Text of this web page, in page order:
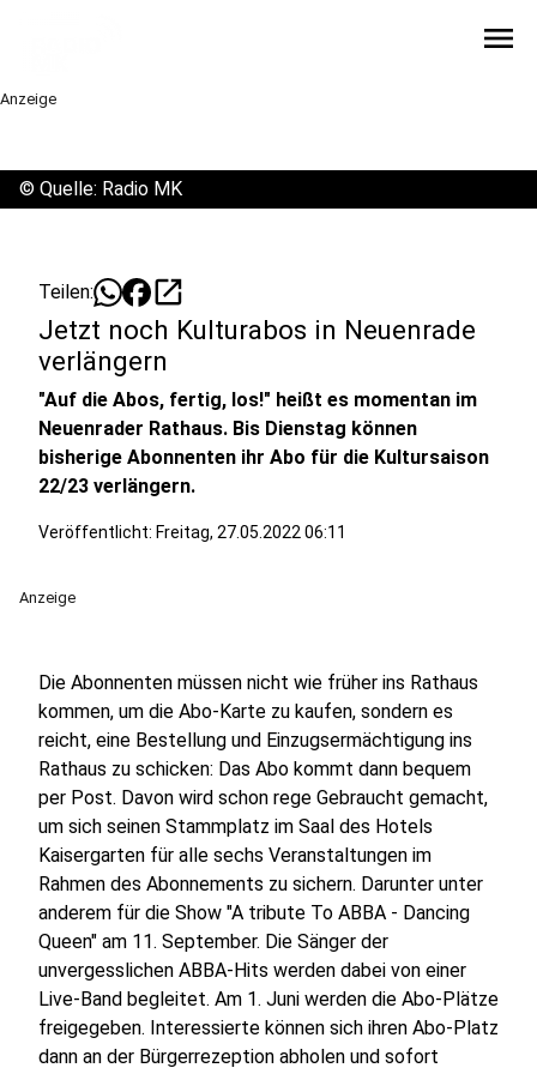
menu
Anzeige
© Quelle: Radio MK
Teilen: open_in_new
Jetzt noch Kulturabos in Neuenrade
verlängern
"Auf die Abos, fertig, los!" heißt es momentan im
Neuenrader Rathaus. Bis Dienstag können
bisherige Abonnenten ihr Abo für die Kultursaison
22/23 verlängern.
Veröffentlicht: Freitag, 27.05.2022 06:11
Anzeige
Die Abonnenten müssen nicht wie früher ins Rathaus
kommen, um die Abo-Karte zu kaufen, sondern es
reicht, eine Bestellung und Einzugsermächtigung ins
Rathaus zu schicken: Das Abo kommt dann bequem
per Post. Davon wird schon rege Gebraucht gemacht,
um sich seinen Stammplatz im Saal des Hotels
Kaisergarten für alle sechs Veranstaltungen im
Rahmen des Abonnements zu sichern. Darunter unter
anderem für die Show "A tribute To ABBA - Dancing
Queen" am 11. September. Die Sänger der
unvergesslichen ABBA-Hits werden dabei von einer
Live-Band begleitet. Am 1. Juni werden die Abo-Plätze
freigegeben. Interessierte können sich ihren Abo-Platz
dann an der Bürgerrezeption abholen und sofort